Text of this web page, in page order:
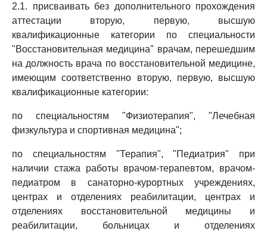
2.1. присваивать без дополнительного прохождения
аттестации вторую, первую, высшую
квалификационные категории по специальности
"Восстановительная медицина" врачам, перешедшим
на должность врача по восстановительной медицине,
имеющим соответственно вторую, первую, высшую
квалификационные категории:
по специальностям "Физиотерапия", "Лечебная
физкультура и спортивная медицина";
по специальностям "Терапия", "Педиатрия" при
наличии стажа работы врачом-терапевтом, врачом-
педиатром в санаторно-курортных учреждениях,
центрах и отделениях реабилитации, центрах и
отделениях восстановительной медицины и
реабилитации, больницах и отделениях